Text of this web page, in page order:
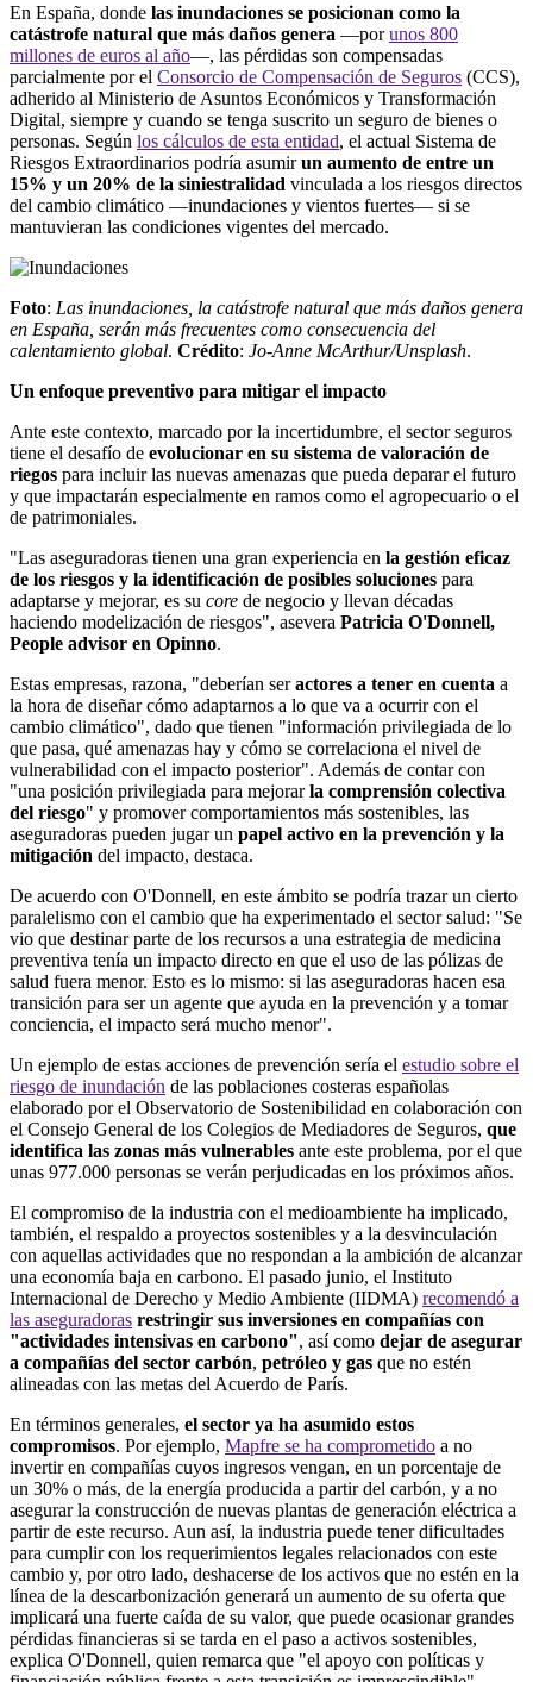
En España, donde las inundaciones se posicionan como la
catástrofe natural que más daños genera —porunos 800
millones de euros al año—, las pérdidas son compensadas
parcialmente por el Consorcio de Compensación de Seguros (CCS),
adherido al Ministerio de Asuntos Económicos y Transformación
Digital, siempre y cuando se tenga suscrito un seguro de bienes o
personas. Según los cálculos de esta entidad, el actual Sistema de
Riesgos Extraordinarios podría asumirun aumento de entre un
15% y un 20% de la siniestralidad vinculada a los riesgos directos
del cambio climático —inundaciones y vientos fuertes— si se
mantuvieran las condiciones vigentes del mercado.
Foto: Las inundaciones, la catástrofe natural que más daños genera
en España, serán más frecuentes como consecuencia del
calentamiento global. Crédito: Jo-Anne McArthur/Unsplash.
Un enfoque preventivo para mitigar el impacto
Ante este contexto, marcado por la incertidumbre, el sector seguros
tiene el desafío de evolucionar en su sistema de valoración de
riegos para incluir las nuevas amenazas que pueda deparar el futuro
y que impactarán especialmente en ramos como el agropecuario o el
de patrimoniales.
"Las aseguradoras tienen una gran experiencia en la gestión eficaz
de los riesgos y la identificación de posibles soluciones para
adaptarse y mejorar, es su core de negocio y llevan décadas
haciendo modelización de riesgos", asevera Patricia O'Donnell,
People advisor en Opinno.
Estas empresas, razona, "deberían seractores a tener en cuenta a
la hora de diseñar cómo adaptarnos a lo que va a ocurrir con el
cambio climático", dado que tienen "información privilegiada de lo
que pasa, qué amenazas hay y cómo se correlaciona el nivel de
vulnerabilidad con el impacto posterior". Además de contar con
"una posición privilegiada para mejorarla comprensión colectiva
del riesgo" y promover comportamientos más sostenibles, las
aseguradoras pueden jugar un papel activo en la prevención y la
mitigación del impacto, destaca.
De acuerdo con O'Donnell, en este ámbito se podría trazar un cierto
paralelismo con el cambio que ha experimentado el sector salud: "Se
vio que destinar parte de los recursos a una estrategia de medicina
preventiva tenía un impacto directo en que el uso de las pólizas de
salud fuera menor. Esto es lo mismo: si las aseguradoras hacen esa
transición para ser un agente que ayuda en la prevención y a tomar
conciencia, el impacto será mucho menor".
Un ejemplo de estas acciones de prevención sería el estudio sobre el
riesgo de inundación de las poblaciones costeras españolas
elaborado por el Observatorio de Sostenibilidad en colaboración con
el Consejo General de los Colegios de Mediadores de Seguros, que
identifica las zonas más vulnerables ante este problema, por el que
unas 977.000 personas se verán perjudicadas en los próximos años.
El compromiso de la industria con el medioambiente ha implicado,
también, el respaldo a proyectos sostenibles y a la desvinculación
con aquellas actividades que no respondan a la ambición de alcanzar
una economía baja en carbono. El pasado junio, el Instituto
Internacional de Derecho y Medio Ambiente (IIDMA) recomendó a
las aseguradoras restringir sus inversiones en compañías con
"actividades intensivas en carbono", así como dejar de asegurar
a compañías del sector carbón, petróleo y gas que no estén
alineadas con las metas del Acuerdo de París.
En términos generales, el sector ya ha asumido estos
compromisos. Por ejemplo, Mapfre se ha comprometido a no
invertir en compañías cuyos ingresos vengan, en un porcentaje de
un 30% o más, de la energía producida a partir del carbón, y a no
asegurar la construcción de nuevas plantas de generación eléctrica a
partir de este recurso. Aun así, la industria puede tener dificultades
para cumplir con los requerimientos legales relacionados con este
cambio y, por otro lado, deshacerse de los activos que no estén en la
línea de la descarbonización generará un aumento de su oferta que
implicará una fuerte caída de su valor, que puede ocasionar grandes
pérdidas financieras si se tarda en el paso a activos sostenibles,
explica O'Donnell, quien remarca que "el apoyo con políticas y